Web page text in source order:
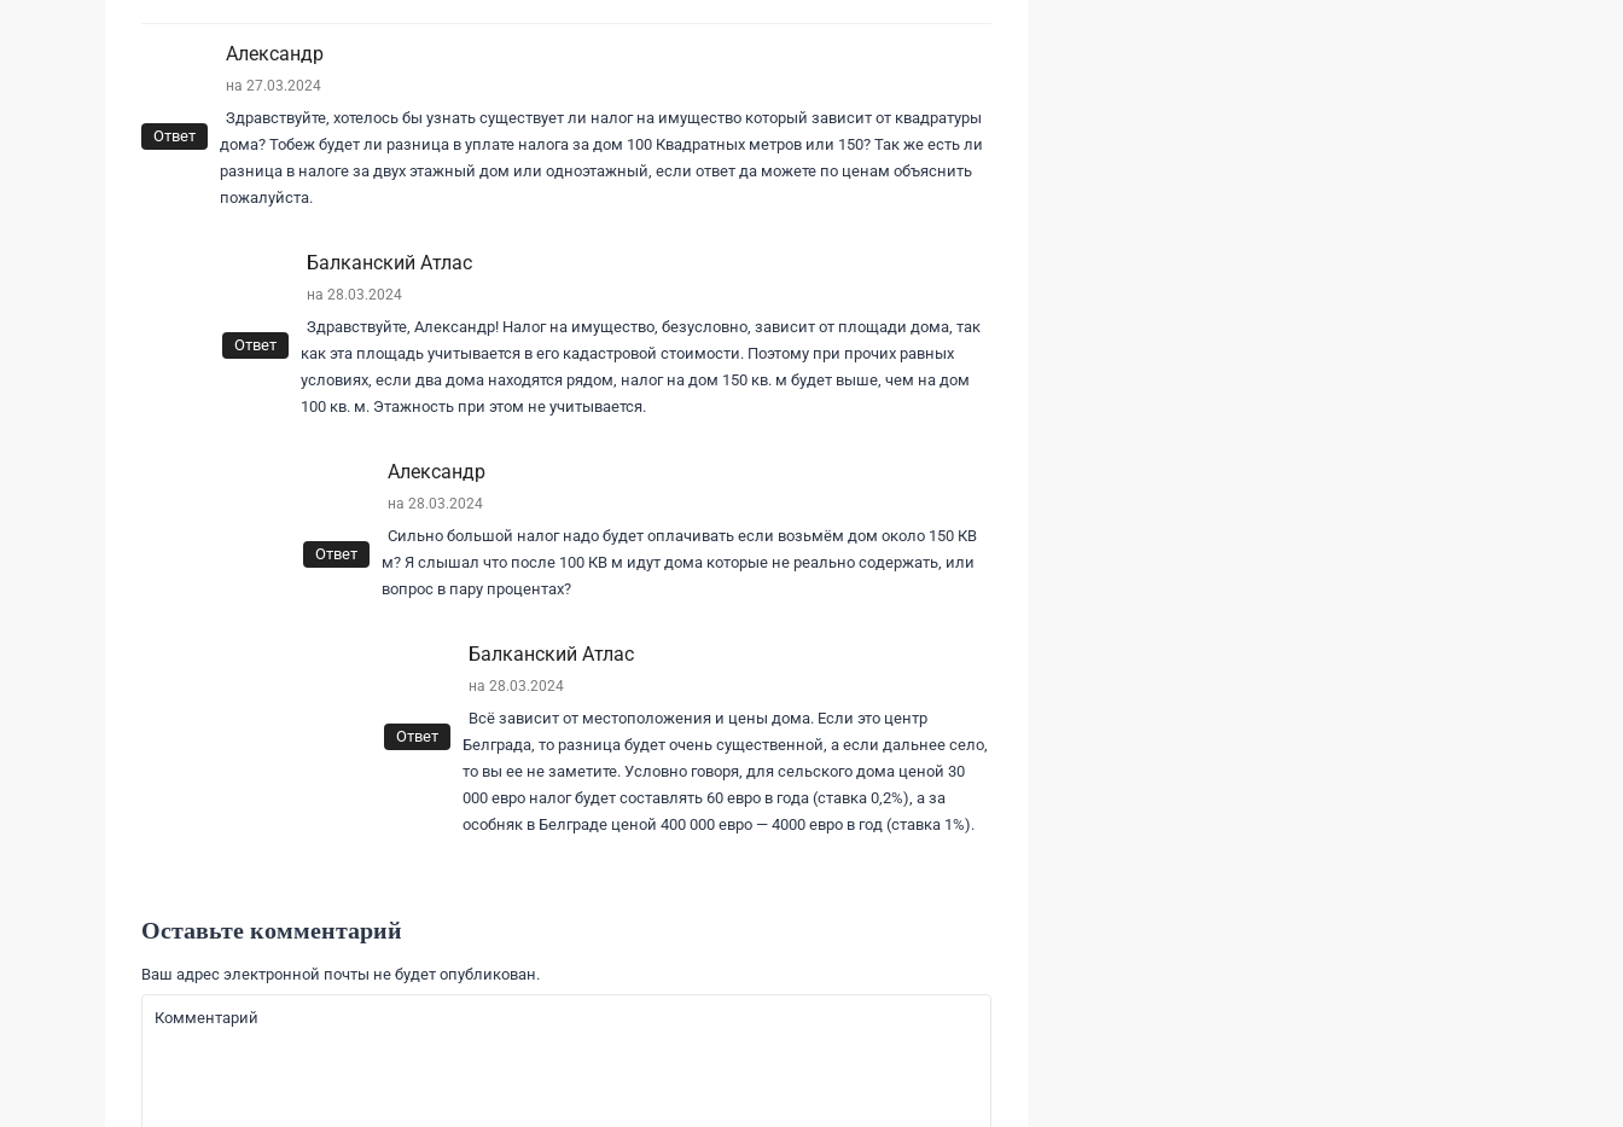
Ответ
Александр
на 27.03.2024
Здравствуйте, хотелось бы узнать существует ли налог на имущество который зависит от квадратуры
дома? Тобеж будет ли разница в уплате налога за дом 100 Квадратных метров или 150? Так же есть ли
разница в налоге за двух этажный дом или одноэтажный, если ответ да можете по ценам объяснить
пожалуйста.
Ответ
Балканский Атлас
на 28.03.2024
Здравствуйте, Александр! Налог на имущество, безусловно, зависит от площади дома, так
как эта площадь учитывается в его кадастровой стоимости. Поэтому при прочих равных
условиях, если два дома находятся рядом, налог на дом 150 кв. м будет выше, чем на дом
100 кв. м. Этажность при этом не учитывается.
Ответ
Александр
на 28.03.2024
Сильно большой налог надо будет оплачивать если возьмём дом около 150 КВ
м? Я слышал что после 100 КВ м идут дома которые не реально содержать, или
вопрос в пару процентах?
Ответ
Балканский Атлас
на 28.03.2024
Всё зависит от местоположения и цены дома. Если это центр
Белграда, то разница будет очень существенной, а если дальнее село,
то вы ее не заметите. Условно говоря, для сельского дома ценой 30
000 евро налог будет составлять 60 евро в года (ставка 0,2%), а за
особняк в Белграде ценой 400 000 евро — 4000 евро в год (ставка 1%).
Оставьте комментарий
Ваш адрес электронной почты не будет опубликован.